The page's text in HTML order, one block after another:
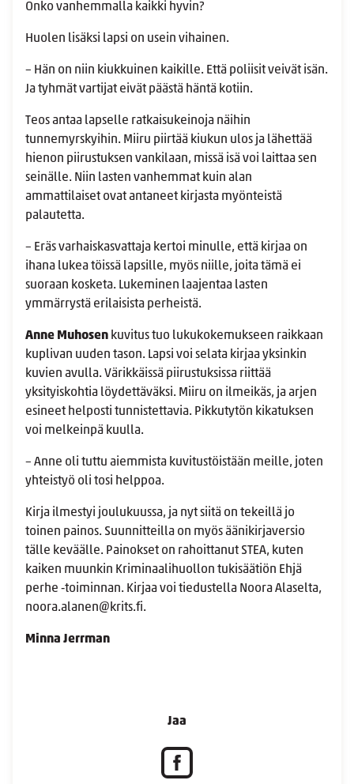
Onko vanhemmalla kaikki hyvin?
Huolen lisäksi lapsi on usein vihainen.
– Hän on niin kiukkuinen kaikille. Että poliisit veivät isän.
Ja tyhmät vartijat eivät päästä häntä kotiin.
Teos antaa lapselle ratkaisukeinoja näihin
tunnemyrskyihin. Miiru piirtää kiukun ulos ja lähettää
hienon piirustuksen vankilaan, missä isä voi laittaa sen
seinälle. Niin lasten vanhemmat kuin alan
ammattilaiset ovat antaneet kirjasta myönteistä
palautetta.
– Eräs varhaiskasvattaja kertoi minulle, että kirjaa on
ihana lukea töissä lapsille, myös niille, joita tämä ei
suoraan kosketa. Lukeminen laajentaa lasten
ymmärrystä erilaisista perheistä.
Anne Muhosen kuvitus tuo lukukokemukseen raikkaan
kuplivan uuden tason. Lapsi voi selata kirjaa yksinkin
kuvien avulla. Värikkäissä piirustuksissa riittää
yksityiskohtia löydettäväksi. Miiru on ilmeikäs, ja arjen
esineet helposti tunnistettavia. Pikkutytön kikatuksen
voi melkeinpä kuulla.
– Anne oli tuttu aiemmista kuvitustöistään meille, joten
yhteistyö oli tosi helppoa.
Kirja ilmestyi joulukuussa, ja nyt siitä on tekeillä jo
toinen painos. Suunnitteilla on myös äänikirjaversio
tälle keväälle. Painokset on rahoittanut STEA, kuten
kaiken muunkin Kriminaalihuollon tukisäätiön Ehjä
perhe ‑toiminnan. Kirjaa voi tiedustella Noora Alaselta,
noora.alanen@krits.fi.
Minna Jerrman
Jaa